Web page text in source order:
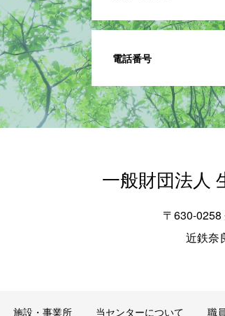
電話番号
一般財団法人
〒630-
近鉄奈
施設・事業所 当センターについて 職